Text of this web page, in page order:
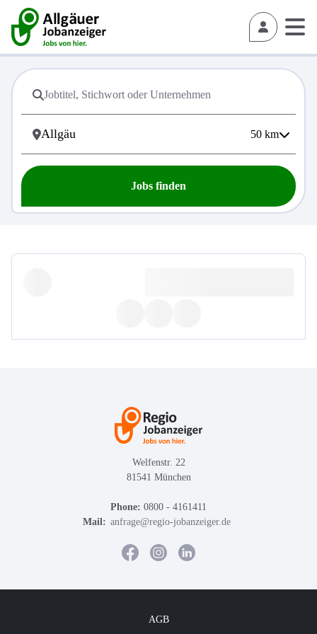
50 km
Jobs finden
Welfenstr. 22
81541 München
Phone: 0800 - 4161411
Mail: anfrage@regio-jobanzeiger.de
AGB